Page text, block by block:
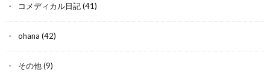
コメディカル日記(41)
ohana (42)
その他(9)